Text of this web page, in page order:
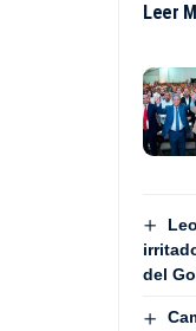
Leer
del